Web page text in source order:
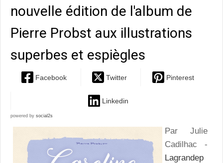
nouvelle édition de l'album de
Pierre Probst aux illustrations
superbes et espiègles
Facebook Twitter Pinterest
Linkedin
powered by social2s
Par Julie
Cadilhac -
Lagrandep